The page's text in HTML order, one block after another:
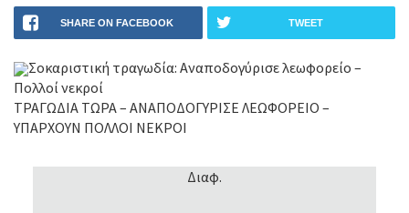
SHARE ON FACEBOOK TWEET
Σοκαριστική τραγωδία: Αναποδογύρισε λεωφορείο –
Πολλοί νεκροί
ΤΡΑΓΩΔΙΑ ΤΩΡΑ – ΑΝΑΠΟΔΟΓΥΡΙΣΕ ΛΕΩΦΟΡΕΙΟ –
ΥΠΑΡΧΟΥΝ ΠΟΛΛΟΙ ΝΕΚΡΟΙ
Διαφ.